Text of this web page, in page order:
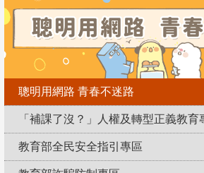
聰明用網路 青春不迷路
「補課了沒？」人權及轉型正義教育
教育部全民安全指引專區